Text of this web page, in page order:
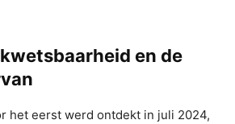
en de
het eerst werd ontdekt in juli 2024,